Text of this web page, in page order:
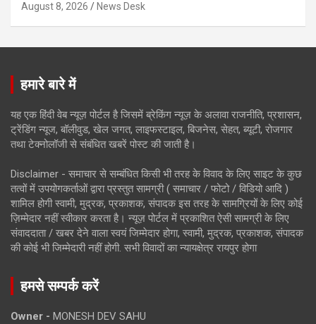
August 8, 2026 News Desk
हमारे बारे में
यह एक हिंदी वेब न्यूज़ पोर्टल है जिसमें ब्रेकिंग न्यूज़ के अलावा राजनीति, प्रशासन,
ट्रेंडिंग न्यूज, बॉलीवुड, खेल जगत, लाइफस्टाइल, बिजनेस, सेहत, ब्यूटी, रोजगार
तथा टेक्नोलॉजी से संबंधित खबरें पोस्ट की जाती है।
Disclaimer - समाचार से सम्बंधित किसी भी तरह के विवाद के लिए साइट के कुछ
तत्वों में उपयोगकर्ताओं द्वारा प्रस्तुत सामग्री ( समाचार / फोटो / विडियो आदि )
शामिल होगी स्वामी, मुद्रक, प्रकाशक, संपादक इस तरह के सामग्रियों के लिए कोई
ज़िम्मेदार नहीं स्वीकार करता है। न्यूज़ पोर्टल में प्रकाशित ऐसी सामग्री के लिए
संवाददाता / खबर देने वाला स्वयं जिम्मेदार होगा, स्वामी, मुद्रक, प्रकाशक, संपादक
की कोई भी जिम्मेदारी नहीं होगी. सभी विवादों का न्यायक्षेत्र रायपुर होगा
हमसे सम्पर्क करें
Owner - MONESH DEV SAHU